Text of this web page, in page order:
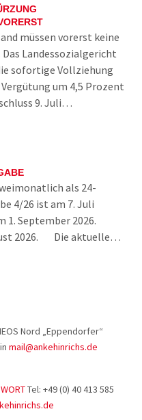
müssen vorerst keine
Landessozialgericht
sofortige Vollziehung
um 4,5 Prozent
9. Juli…
als 24-
4/26 ist am 7. Juli
1. September 2026.
2026. Die aktuelle…
Nord „Eppendorfer“
mail@ankehinrichs.de
Tel: +49 (0) 40 413 585